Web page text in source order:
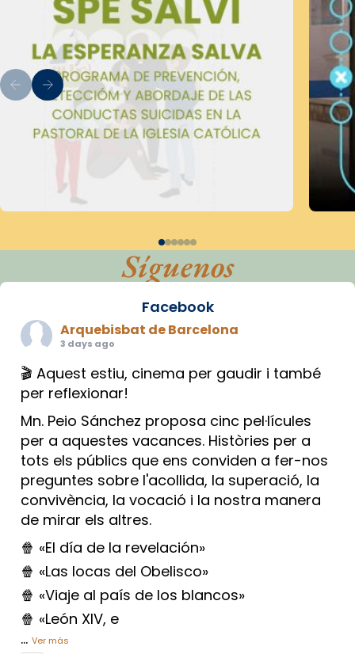
Síguenos
Facebook
Arquebisbat de Barcelona
3 days ago
🎬 Aquest estiu, cinema per gaudir i també
per reflexionar!
Mn. Peio Sánchez proposa cinc pel·lícules
per a aquestes vacances. Històries per a
tots els públics que ens conviden a fer-nos
preguntes sobre l'acollida, la superació, la
convivència, la vocació i la nostra manera
de mirar els altres.
🍿 «El día de la revelación»
🍿 «Las locas del Obelisco»
🍿 «Viaje al país de los blancos»
🍿 «León XIV, e
... Ver más